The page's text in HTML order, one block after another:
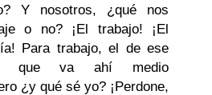
Y nosotros, ¿qué nos
o no? ¡El trabajo! ¡El
Para trabajo, el de ese
que va ahí medio
¿y qué sé yo? ¡Perdone,